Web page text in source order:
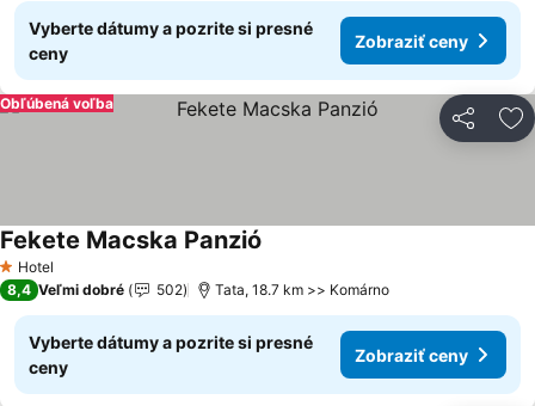
Vyberte dátumy a pozrite si presné
ceny
Zobraziť ceny
Zdieľať
Obľúbená voľba
1 Počet hviezdičiek
Hotel
Fekete Macska Panzió
8,4 Veľmi dobré 502 Tata, 18.7 km >> Komárno
Vyberte dátumy a pozrite si presné
ceny
Zobraziť ceny